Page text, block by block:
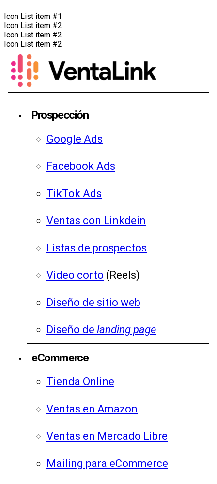
Icon List item #1
Icon List item #2
Icon List item #2
Icon List item #2
Prospección
Google Ads
Facebook Ads
TikTok Ads
Ventas con Linkdein
Listas de prospectos
Video corto (Reels)
Diseño de sitio web
Diseño de landing page
eCommerce
Tienda Online
Ventas en Amazon
Ventas en Mercado Libre
Mailing para eCommerce